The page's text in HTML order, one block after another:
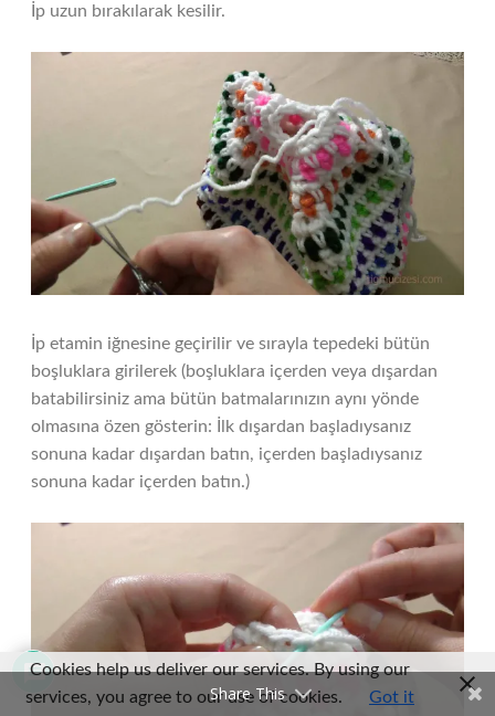
İp uzun bırakılarak kesilir.
İp etamin iğnesine geçirilir ve sırayla tepedeki bütün
boşluklara girilerek (boşluklara içerden veya dışardan
batabilirsiniz ama bütün batmalarınızın aynı yönde
olmasına özen gösterin: İlk dışardan başladıysanız
sonuna kadar dışardan batın, içerden başladıysanız
sonuna kadar içerden batın.)
Share This
Cookies help us deliver our services. By using our
services, you agree to our use of cookies.
Got it